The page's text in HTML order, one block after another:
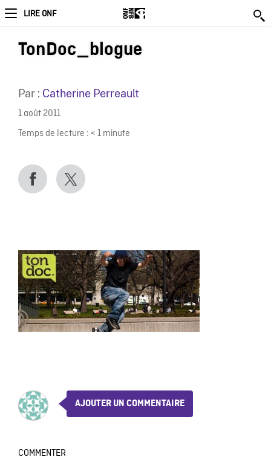
LIRE ONF
TonDoc_blogue
Par : Catherine Perreault
1 août 2011
Temps de lecture : < 1 minute
AJOUTER UN COMMENTAIRE
COMMENTER